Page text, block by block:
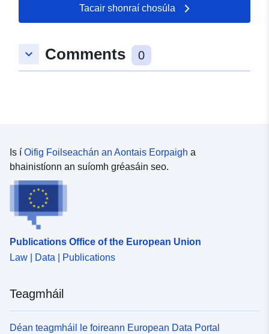
Tacair shonraí chosúla
keyboard_arrow_down Comments 0
Is í Oifig Foilseachán an Aontais Eorpaigh a
bhainistíonn an suíomh gréasáin seo.
Publications Office of the European Union
Law | Data | Publications
Teagmháil
Déan teagmháil le foireann European Data Portal